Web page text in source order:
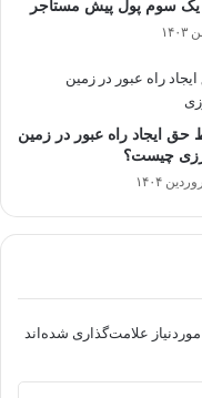
یک سوم پول پیش مستاجر
حق ایجاد راه عبور در زمین
چیست؟
علامت‌گذاری شده‌اند